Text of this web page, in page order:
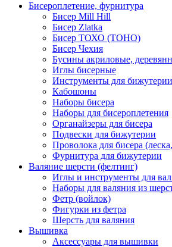
Бисероплетение, фурнитура
Бисер Mill Hill
Бисер Zlatka
Бисер ТОХО (TOHO)
Бисер Чехия
Бусины акриловые,
Иглы бисерные
Инструменты для
Кабошоны
Наборы бисера
Наборы для бисероплетения
Органайзеры для бисера
Подвески для бижутерии
Проволока для бисера
Фурнитура для бижутерии
Валяние шерсти (фелтинг)
Иглы и инструменты для
Наборы для валяния из
Фетр (войлок)
Фигурки из фетра
Шерсть для валяния
Вышивка
Аксессуары для вышивки